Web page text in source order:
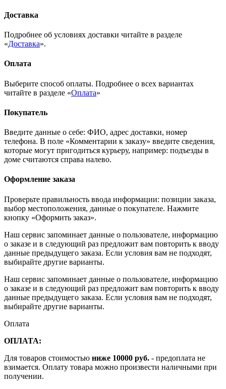
Доставка
Подробнее об условиях доставки читайте в разделе
«Доставка».
Оплата
Выберите способ оплаты. Подробнее о всех вариантах
читайте в разделе «Оплата»
Покупатель
Введите данные о себе: ФИО, адрес доставки, номер
телефона. В поле «Комментарии к заказу» введите сведения,
которые могут пригодиться курьеру, например: подъезды в
доме считаются справа налево.
Оформление заказа
Проверьте правильность ввода информации: позиции заказа,
выбор местоположения, данные о покупателе. Нажмите
кнопку «Оформить заказ».
Наш сервис запоминает данные о пользователе, информацию
о заказе и в следующий раз предложит вам повторить к вводу
данные предыдущего заказа. Если условия вам не подходят,
выбирайте другие варианты.
Наш сервис запоминает данные о пользователе, информацию
о заказе и в следующий раз предложит вам повторить к вводу
данные предыдущего заказа. Если условия вам не подходят,
выбирайте другие варианты.
Оплата
ОПЛАТА:
Для товаров стоимостью ниже 10000 руб. - предоплата не
взимается. Оплату товара можно произвести наличными при
получении.